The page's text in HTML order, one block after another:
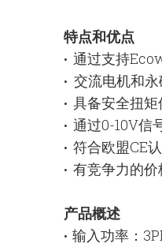
特点和优点
• 通过支持
• 交流电机和
• 具备安全扭
• 通过0-10V信
• 符合欧盟CE
• 有竞争力的价
产品概述
• 输入功率：